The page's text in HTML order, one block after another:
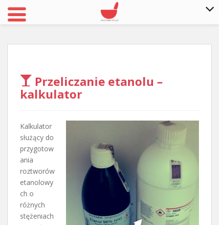
Przeliczanie etanolu –
kalkulator
Kalkulator
służący do
przygotow
ania
roztworów
etanolowy
ch o
różnych
stężeniach